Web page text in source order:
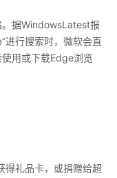
据WindowsLatest报
进行搜索时，微软会直
用或下载Edge浏览
礼品卡，或捐赠给超